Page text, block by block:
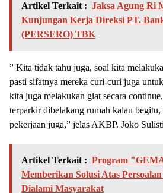
Artikel Terkait : Jaksa Agung Ri
Kunjungan Kerja Direksi PT.
(PERSERO) TBK
” Kita tidak tahu juga, soal kita
pasti sifatnya mereka curi-curi juga
kita juga melakukan giat secara
terparkir dibelakang rumah kalau
pekerjaan juga,” jelas AKBP. Joko
Artikel Terkait : Program
Memberikan Solusi Atas
Dialami Masyarakat